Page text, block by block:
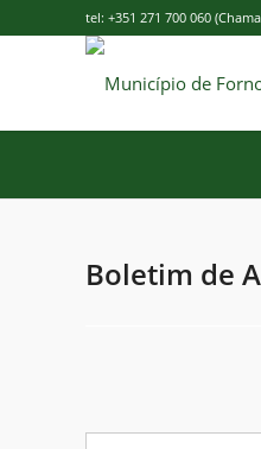
tel: +351 271 700 060
Boletim de